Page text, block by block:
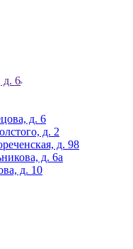
д. 6
д. 6
д. 2
д. 98
д. 6а
д. 10